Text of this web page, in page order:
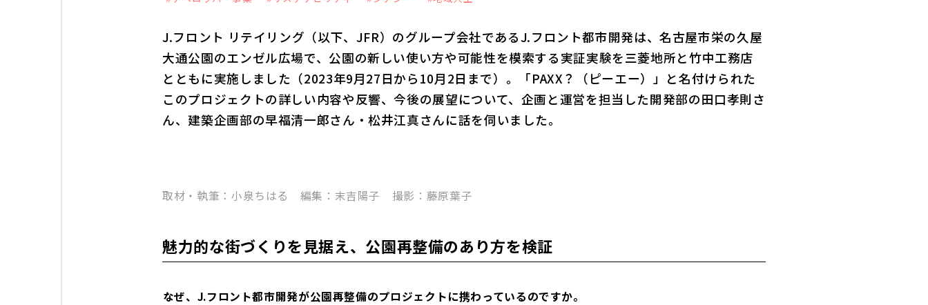
J.フロント リテイリング（以下、JFR）のグループ会社であるJ.フロント都市開発は、名古屋市栄の久屋
大通公園のエンゼル広場で、公園の新しい使い方や可能性を模索する実証実験を三菱地所と竹中工務店
とともに実施しました（2023年9月27日から10月2日まで）。「PAXX？（ピーエー）」と名付けられた
このプロジェクトの詳しい内容や反響、今後の展望について、企画と運営を担当した開発部の田口孝則さ
ん、建築企画部の早福清一郎さん・松井江真さんに話を伺いました。
取材・執筆：小泉ちはる 編集：末吉陽子 撮影：藤原葉子
魅力的な街づくりを見据え、公園再整備のあり方を検証
――なぜ、J.フロント都市開発が公園再整備のプロジェクトに携わっているのですか。